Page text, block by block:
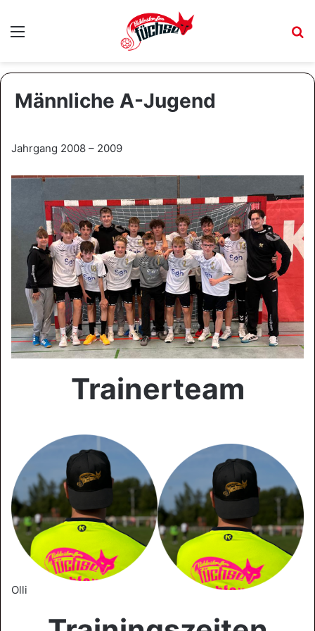
Menü
Männliche A-Jugend
Jahrgang 2008 – 2009
Trainerteam
Olli